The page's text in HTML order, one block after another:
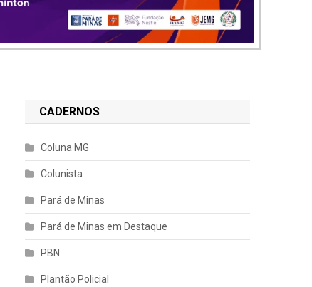
CADERNOS
Coluna MG
Colunista
Pará de Minas
Pará de Minas em Destaque
PBN
Plantão Policial